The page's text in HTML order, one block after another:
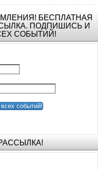
БЕСПЛАТНАЯ
ПОДПИШИСЬ И
СОБЫТИЙ!
событий!